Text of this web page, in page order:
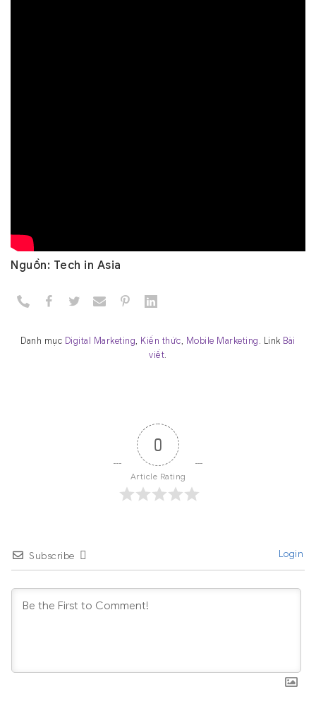
Nguồn: Tech in Asia
Danh mục Digital Marketing, Kiến thức, Mobile Marketing. Link Bài
viết.
0
Article Rating
Subscribe Login